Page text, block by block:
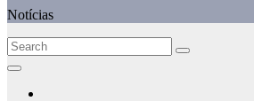
Notícias